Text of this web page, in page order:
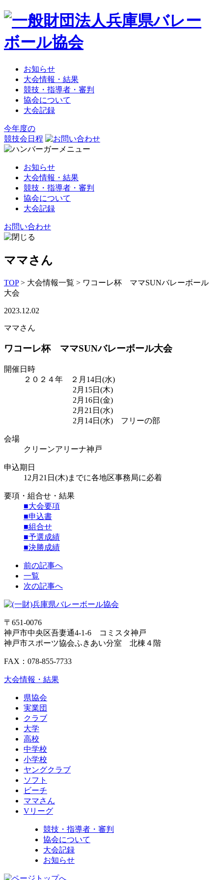
お知らせ
大会情報・結果
競技・指導者・審判
協会について
大会記録
今年度の
競技会日程
お知らせ
大会情報・結果
競技・指導者・審判
協会について
大会記録
お問い合わせ
ママさん
TOP > 大会情報一覧 > ワコーレ杯 ママSUNバレーボール
大会
2023.12.02
ママさん
ワコーレ杯 ママSUNバレーボール大会
開催日時
２０２４年 ２月14日(水)
2月15日(木)
2月16日(金)
2月21日(水)
2月14日(水) フリーの部
会場
クリーンアリーナ神戸
申込期日
12月21日(木)までに各地区事務局に必着
要項・組合せ・結果
■大会要項
■申込書
■組合せ
■予選成績
■決勝成績
前の記事へ
一覧
次の記事へ
〒651-0076
神戸市中央区吾妻通4-1-6 コミスタ神戸
神戸市スポーツ協会ふきあい分室 北棟４階
FAX：078-855-7733
大会情報・結果
県協会
実業団
クラブ
大学
高校
中学校
小学校
ヤングクラブ
ソフト
ビーチ
ママさん
Vリーグ
競技・指導者・審判
協会について
大会記録
お知らせ